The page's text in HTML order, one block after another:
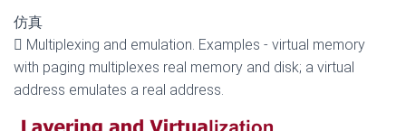
仿真
 Multiplexing and emulation. Examples - virtual memory
with paging multiplexes real memory and disk; a virtual
address emulates a real address.